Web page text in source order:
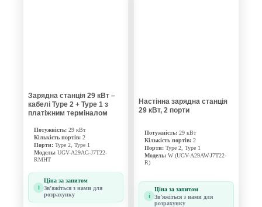
Зарядна станція 29 кВт –
кабелі Type 2 + Type 1 з
платіжним терміналом
Потужність: 29 кВт
Кількість портів: 2
Порти: Type 2, Type 1
Модель: UGV-A29AG-J7T22-
RMHT
i
Ціна за запитом
Звʼяжіться з нами для
розрахунку
Настінна зарядна станція
29 кВт, 2 порти
Потужність: 29 кВт
Кількість портів: 2
Порти: Type 2, Type 1
Модель: W (UGV-A29AW-J7T22-
R)
i
Ціна за запитом
Звʼяжіться з нами для
розрахунку